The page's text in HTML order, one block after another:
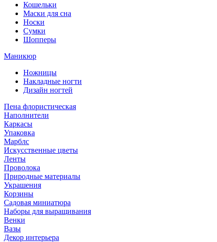
Кошельки
Маски для сна
Носки
Сумки
Шопперы
Маникюр
Ножницы
Накладные ногти
Дизайн ногтей
Пена флористическая
Наполнители
Каркасы
Упаковка
Марблс
Искусственные цветы
Ленты
Проволока
Природные материалы
Украшения
Корзины
Садовая миниатюра
Наборы для выращивания
Венки
Вазы
Декор интерьера